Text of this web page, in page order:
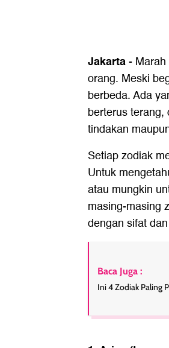
Jakarta-
orang. Meski
berbeda. Ada
berterus
tindakan
Setiap zodiak
Untuk
atau mungkin
masing-masing
dengan sifat
Baca Juga :
Ini 4 Zodiak Paling